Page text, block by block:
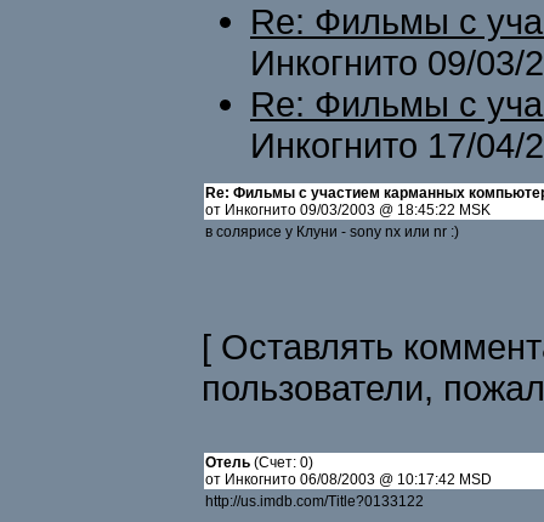
Re: Фильмы с
Инкогнито 09/03/
Re: Фильмы с
Инкогнито 17/04/
Re: Фильмы с участием карманных
от Инкогнито 09/03/2003 @ 18:45:22 MSK
в солярисе у Клуни - sony nx или nr :)
[ Оставлять
пользователи,
Отель (Счет: 0)
от Инкогнито 06/08/2003 @ 10:17:42 MSD
http://us.imdb.com/Title?0133122